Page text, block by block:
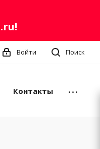
!
Поиск
Войти
Контакты